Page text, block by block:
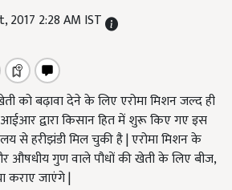
2017 2:28 AM IST
को बढ़ावा देने के लिए एरोमा मिशन जल्द ही
द्वारा किसान हित में शुरू किए गए इस
से हरीझंडी मिल चुकी है | एरोमा मिशन के
औषधीय गुण वाले पौधों की खेती के लिए बीज,
कराए जाएंगे |